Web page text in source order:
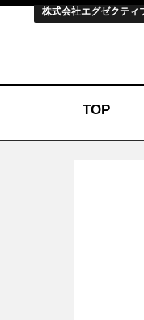
株式会社エグゼクティ
TOP